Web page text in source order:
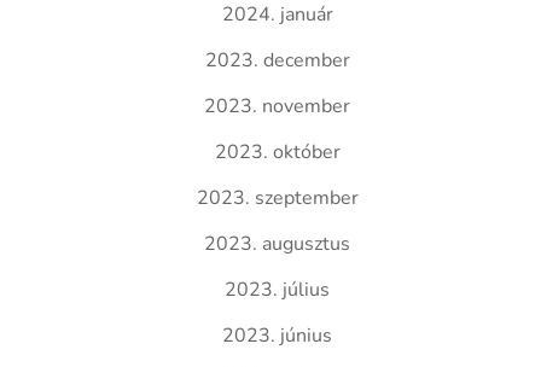
2024. január
2023. december
2023. november
2023. október
2023. szeptember
2023. augusztus
2023. július
2023. június